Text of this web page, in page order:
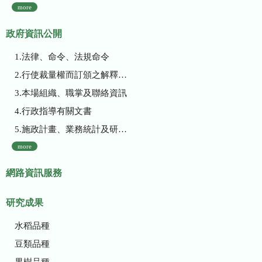
more
政府資訊公開
1.法律、命令、法規命令
2.行使裁量權而訂頒之解釋性規定及裁量基準
3.本場組織、職掌及聯絡資訊
4.行政指導有關文書
5.施政計畫、業務統計及研究報告
more
網路資訊服務
研究成果
水稻品種
豆類品種